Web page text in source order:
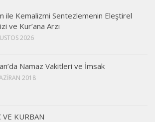
ile Kemalizmi Sentezlemenin Eleştirel
ve Kur’ana Arzı
2026
Namaz Vakitleri ve İmsak
2018
VE KURBAN